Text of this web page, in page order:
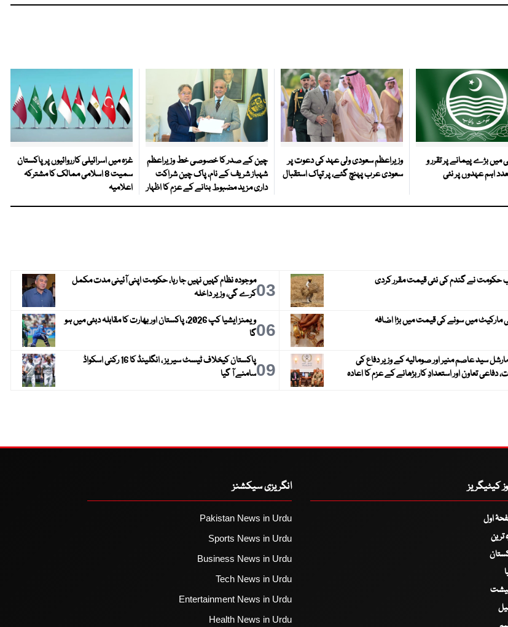
میں بڑے پیمانے پر تقرر و
اہم عہدوں پر نئی
وزیراعظم سعودی ولی عہد کی دعوت پر
سعودی عرب پہنچ گئے، پر تپاک استقبال
چین کے صدر کا خصوصی خط وزیراعظم
شہباز شریف کے نام، پاک چین شراکت
داری مزید مضبوط بنانے کے عزم کا اظہار
غزہ میں اسرائیلی کارروائیوں پر پاکستان
سمیت 8 اسلامی ممالک کا مشترکہ
اعلامیہ
حکومت نے گندم کی نئی قیمت مقرر کردی 03موجودہ نظام کہیں نہیں جا رہا، حکومت اپنی آئینی مدت مکمل
کرے گی، وزیر داخلہ
مارکیٹ میں سونے کی قیمت میں بڑا اضافہ 06
ویمنز ایشیا کپ 2026، پاکستان اور بھارت کا مقابلہ دبئی میں ہو
گا
سید عاصم منیر اور صومالیہ کے وزیر دفاع کی
دفاعی تعاون اور استعدادِ کار بڑھانے کے عزم کا اعادہ
09
پاکستان کیخلاف ٹیسٹ سیریز ، انگلینڈ کا 16 رکنی اسکواڈ
سامنے آ گیا
کیٹیگریز
اول
ترین
انگریزی سیکشنز
Pakistan News in Urdu
Sports News in Urdu
Business News in Urdu
Tech News in Urdu
Entertainment News in Urdu
Health News in Urdu